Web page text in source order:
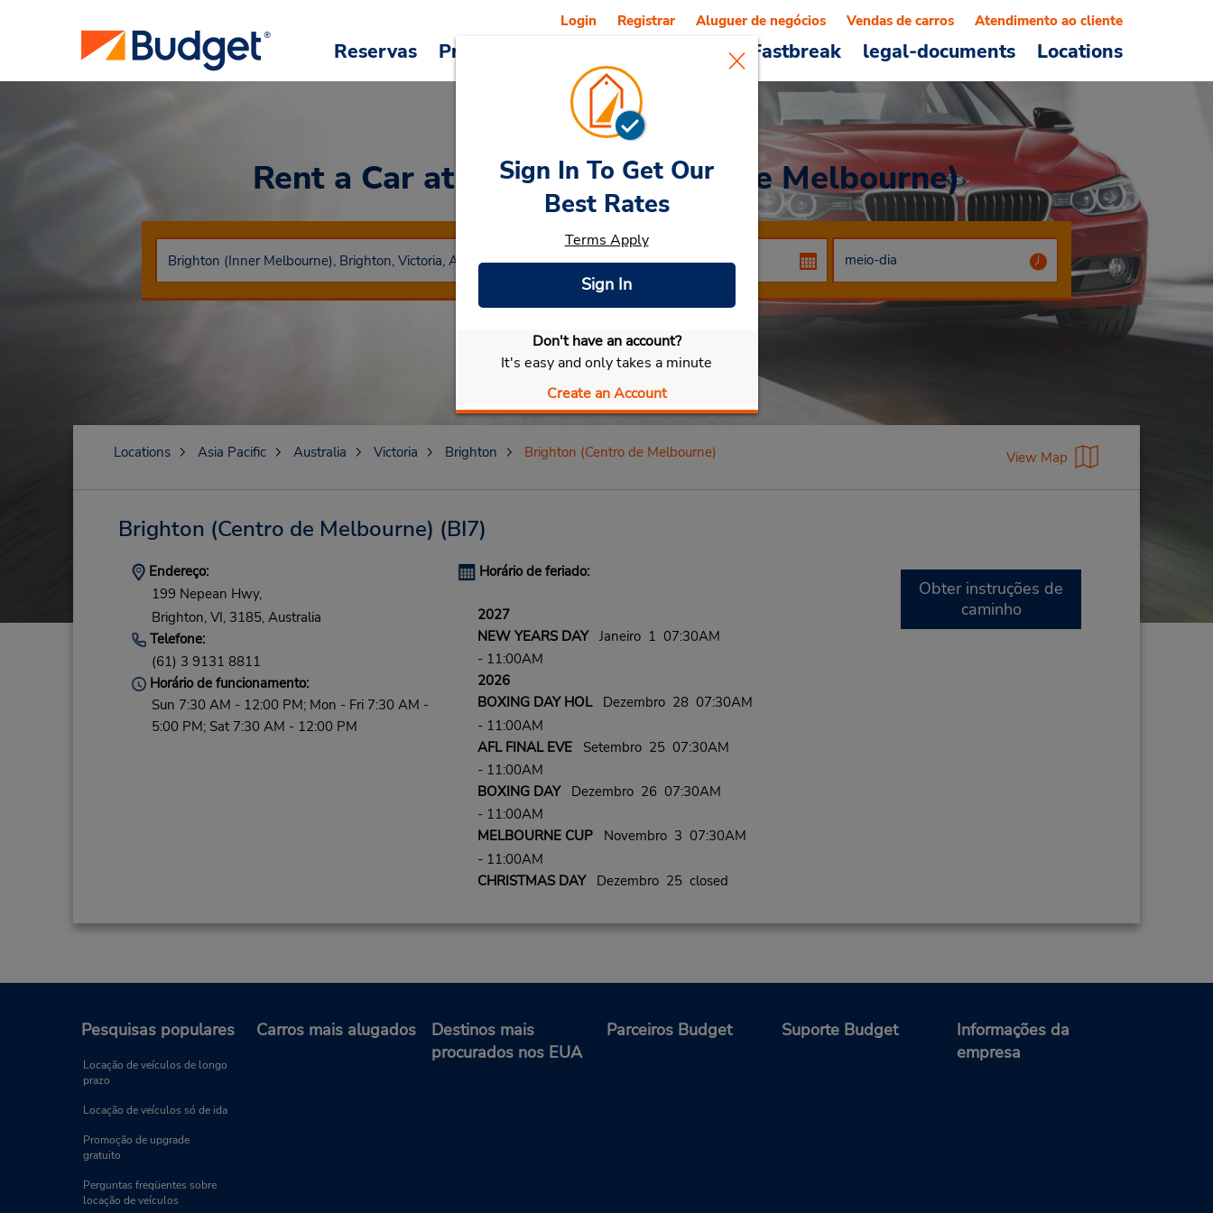
Reservas Promoções Veículos e serviços Fastbreak legal-documents Locations
Login Registrar Aluguer de negócios Vendas de carros Atendimento ao cliente
Rent a Car at Brighton (Centro de Melbourne)
Selecionar meu carro
Sign In To Get Our
Best Rates
Terms Apply
Sign In
Don't have an account?
It's easy and only takes a minute
Create an Account
Locations Asia Pacific Australia Victoria Brighton Brighton (Centro de Melbourne) View Map
Brighton (Centro de Melbourne) (BI7)
Endereço:
199 Nepean Hwy,
Brighton, VI, 3185, Australia
Telefone:
(61) 3 9131 8811
Horário de funcionamento:
Sun 7:30 AM - 12:00 PM; Mon - Fri 7:30 AM -
5:00 PM; Sat 7:30 AM - 12:00 PM
Horário de feriado:
2027
NEW YEARS DAYJaneiro 1 07:30AM
- 11:00AM
2026
BOXING DAY HOLDezembro 28 07:30AM
- 11:00AM
AFL FINAL EVESetembro 25 07:30AM
- 11:00AM
BOXING DAYDezembro 26 07:30AM
- 11:00AM
MELBOURNE CUPNovembro 3 07:30AM
- 11:00AM
CHRISTMAS DAYDezembro 25 closed
Obter instruções de
caminho
Pesquisas populares
Locação de veículos de longo
prazo
Locação de veículos só de ida
Promoção de upgrade
gratuito
Perguntas freqüentes sobre
locação de veículos
Carros mais alugados
Destinos mais
procurados nos EUA
Parceiros Budget Suporte Budget
Informações da
empresa